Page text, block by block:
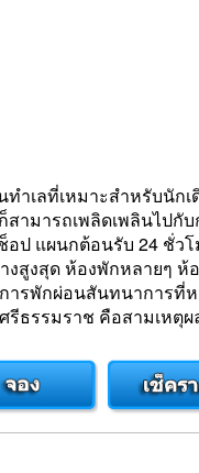
ที่เหมาะสำหรับนักเดิ
ามารถเพลิดเพลินไปกั
ป แผนกต้อนรับ 24 ชั่ว
สูงสุด ห้องพักหลายๆ ห้
ารพักผ่อนสันทนาการที่
ธรรมราช คือสามเหตุ